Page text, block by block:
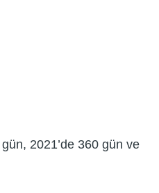
2021’de 360 gün ve